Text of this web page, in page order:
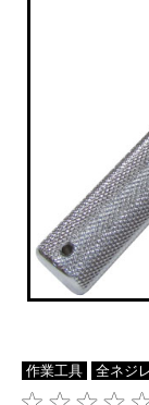
作業工具 全ネジ